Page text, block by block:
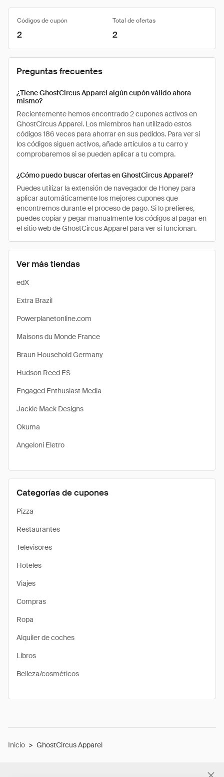
Ver más tiendas
edX
Extra Brazil
Powerplanetonline.com
Maisons du Monde France
Braun Household Germany
Hudson Reed ES
Engaged Enthusiast Media
Jackie Mack Designs
Okuma
Angeloni Eletro
Categorías de cupones
Pizza
Restaurantes
Televisores
Hoteles
Viajes
Compras
Ropa
Alquiler de coches
Libros
Belleza/cosméticos
Códigos de cupón Total de ofertas
2 2
Preguntas frecuentes
¿Tiene GhostCircus Apparel algún cupón válido ahora
mismo?
Recientemente hemos encontrado 2 cupones activos en
GhostCircus Apparel. Los miembros han utilizado estos
códigos 186 veces para ahorrar en sus pedidos. Para ver si
los códigos siguen activos, añade artículos a tu carro y
comprobaremos si se pueden aplicar a tu compra.
¿Cómo puedo buscar ofertas en GhostCircus Apparel?
Puedes utilizar la extensión de navegador de Honey para
aplicar automáticamente los mejores cupones que
encontremos durante el proceso de pago. Si lo prefieres,
puedes copiar y pegar manualmente los códigos al pagar en
el sitio web de GhostCircus Apparel para ver si funcionan.
Inicio > GhostCircus Apparel